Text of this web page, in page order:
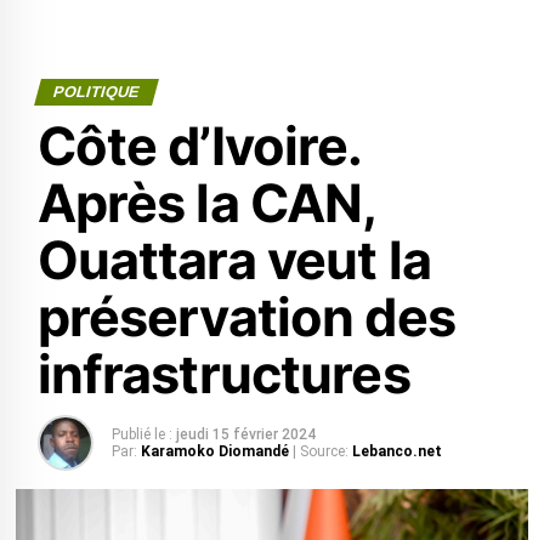
POLITIQUE
Côte d’Ivoire.
Après la CAN,
Ouattara veut la
préservation des
infrastructures
Publié le : jeudi 15 février 2024
Par: Karamoko Diomandé | Source: Lebanco.net